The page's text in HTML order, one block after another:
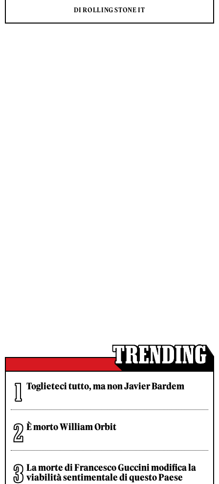
DI ROLLING STONE IT
Toglieteci tutto, ma non Javier Bardem
È morto William Orbit
La morte di Francesco Guccini modifica la
viabilità sentimentale di questo Paese